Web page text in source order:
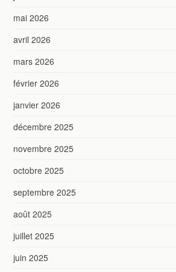
mai 2026
avril 2026
mars 2026
février 2026
janvier 2026
décembre 2025
novembre 2025
octobre 2025
septembre 2025
août 2025
juillet 2025
juin 2025